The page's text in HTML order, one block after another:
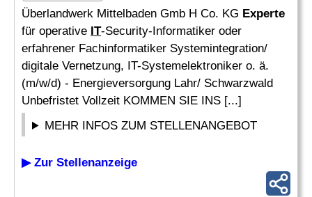
Überlandwerk Mittelbaden Gmb H Co. KG Experte
für operative IT-Security-Informatiker oder
erfahrener Fachinformatiker Systemintegration/
digitale Vernetzung, IT-Systemelektroniker o. ä.
(m/w/d) - Energieversorgung Lahr/ Schwarzwald
Unbefristet Vollzeit KOMMEN SIE INS [...]
MEHR INFOS ZUM STELLENANGEBOT
▶ Zur Stellenanzeige